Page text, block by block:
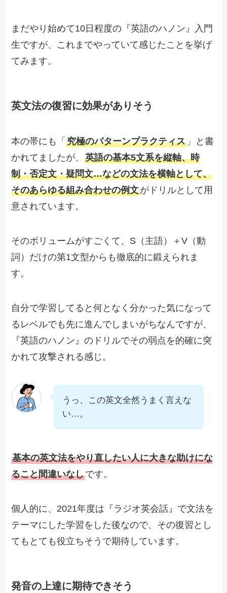
まだやり始めて10日程度の『英語のハノン』入門
生ですが、これまでやっていて感じたことを挙げ
てみます。
英文法の復習に効果がありそう
本の帯にも「究極のパターンプラクティス 」と書
かれてましたが、英語の基本5文系を縦軸、時
制・否定文・疑問文…などの文法を横軸として、
そのあらゆる組み合わせの例文がドリルとして用
意されています。
そのボリュームがすごくて、S（主語）＋V（動
詞）だけの第1文型からも徹底的に鍛えられま
す。
自分で学習してると何となく分かった気になって
るレベルでも先に進んでしまいがちなんですが、
『英語のハノン』のドリルでその弱点を的確に突
かれて攻撃される感じ。
うっ、この英文全然うまく言えな
い…。
基本の英文法をやり直したい人に大きな助けにな
ること間違いなしです。
個人的に、2021年度は『ラジオ英会話』で文法を
テーマにした学習をした後なので、その復習とし
てもとても役立ちそうで期待しています。
発音の上達に期待できそう